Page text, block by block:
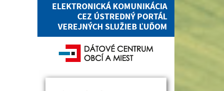
ELEKTRONICKÁ KOMUNIKÁCIA
CEZ ÚSTREDNÝ PORTÁL
VEREJNÝCH SLUŽIEB ĽUĎOM